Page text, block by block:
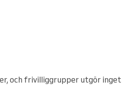
och frivilliggrupper utgör inget